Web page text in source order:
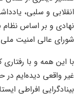
انقلابی و سلبی،
نهادی و بر اساس
شورای عالی امنیت
با این همه و با
غیر واقعی دیده‌ایم
بینادگرایی افراطی